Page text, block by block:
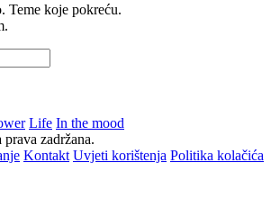
Teme koje pokreću.
Life In the mood
zadržana.
Kontakt Uvjeti korištenja Politika kolačića